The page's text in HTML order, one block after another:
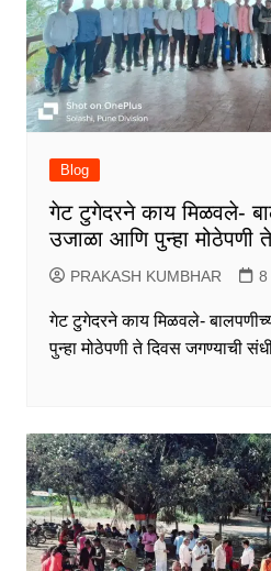
Blog
गेट टुगेदरने काय मिळवले-
उजाळा आणि पुन्हा मोठेपणी
PRAKASH KUMBHAR 8
गेट टुगेदरने काय मिळवले-
पुन्हा मोठेपणी ते दिवस जगण्याची